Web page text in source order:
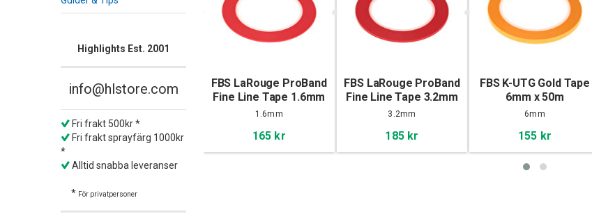
Highlights Est. 2001
info@hlstore.com
Fri frakt 500kr *
Fri frakt sprayfärg 1000kr
*
Alltid snabba leveranser
* För privatpersoner
FBS LaRouge ProBand
Fine Line Tape 1.6mm
x 55m
1.6mm
165 kr
FBS LaRouge ProBand
Fine Line Tape 3.2mm
x 55m
3.2mm
185 kr
FBS K-UTG Gold Tape
6mm x 50m
6mm
155 kr